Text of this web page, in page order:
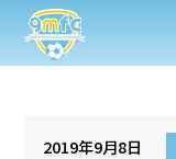
2019年9月8日